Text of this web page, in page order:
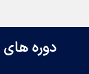
دوره